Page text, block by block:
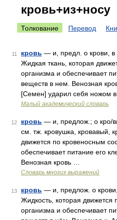
кровь+из+носу
Толкование Перевод
11 кровь — и, предл. о крови, в
Жидкая ткань, которая
организма и обеспечивает
веществ в нем. Венозная
[Семен] ударил себя ножом
Малый академический словарь
12 кровь — и, предлож.; о кро/
см. тж. кровушка, кровавый,
движется по кровеносным
обеспечивает питание его
Венозная кровь …
Словарь многих выражений
13 кровь — и, предлож. о
Жидкость, которая
организма и обеспечивает